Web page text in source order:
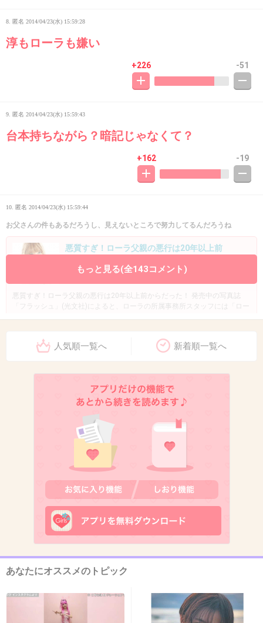
8. 匿名 2014/04/23(水) 15:59:28
淳もローラも嫌い
+226 -51
9. 匿名 2014/04/23(水) 15:59:43
台本持ちながら？暗記じゃなくて？
+162 -19
10. 匿名 2014/04/23(水) 15:59:44
お父さんの件もあるだろうし、見えないところで努力してるんだろうね
悪質すぎ！ローラ父親の悪行は20年以上前
girlschannel.net
悪質すぎ！ローラ父親の悪行は20年以上前からだった！ 発売中の写真誌
「フラッシュ」(光文社)によると、ローラの所属事務所スタッフには「ロー
2014/04/23(水) 15:59:54
2014/04/23(水) 15:59:57
胡散臭い二人
もっと見る(全143コメント)
人気順一覧へ 新着順一覧へ
あなたにオススメのトピック